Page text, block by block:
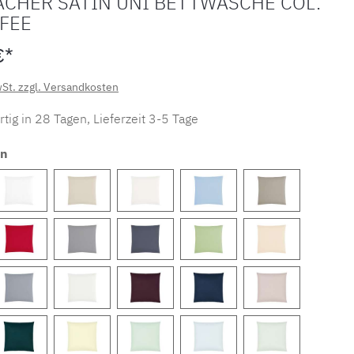
zzgl. Versandkosten
in 28 Tagen, Lieferzeit 3-5 Tage